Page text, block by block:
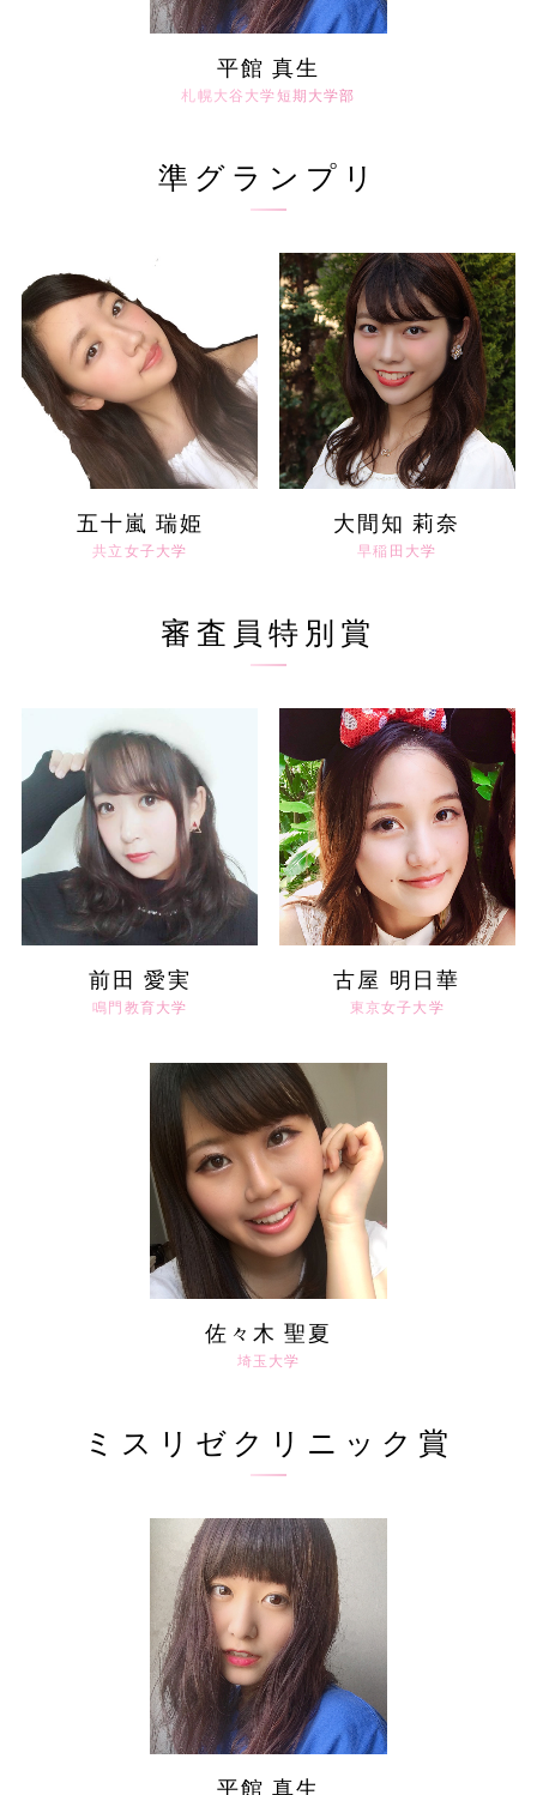
平館 真生
札幌大谷大学短期大学部
準グランプリ
五十嵐 瑞姫
共立女子大学
大間知 莉奈
早稲田大学
審査員特別賞
前田 愛実
鳴門教育大学
古屋 明日華
東京女子大学
佐々木 聖夏
埼玉大学
ミスリゼクリニック賞
平館 真生